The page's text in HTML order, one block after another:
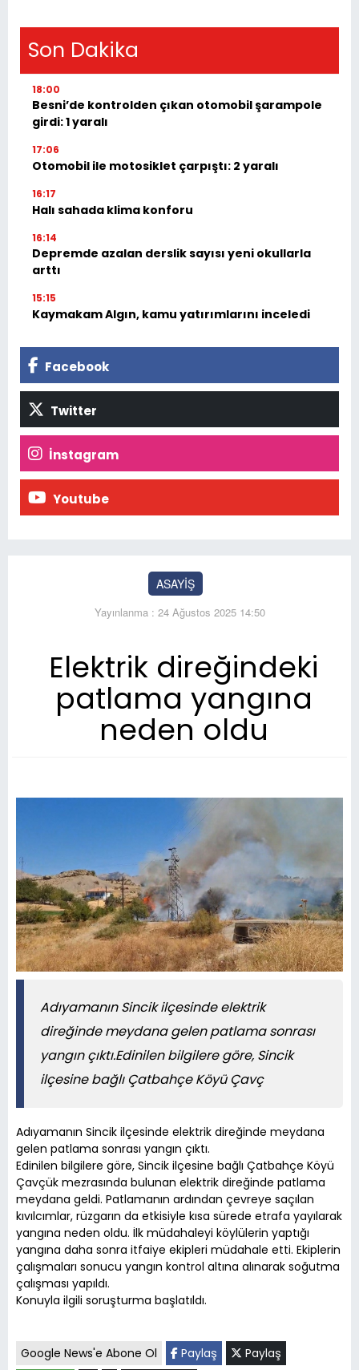
Son Dakika
18:00
Besni’de kontrolden çıkan otomobil şarampole
girdi: 1 yaralı
17:06
Otomobil ile motosiklet çarpıştı: 2 yaralı
16:17
Halı sahada klima konforu
16:14
Depremde azalan derslik sayısı yeni okullarla
arttı
15:15
Kaymakam Algın, kamu yatırımlarını inceledi
Facebook
Twitter
İnstagram
Youtube
ASAYİŞ
Yayınlanma : 24 Ağustos 2025 14:50
Elektrik direğindeki
patlama yangına
neden oldu
Adıyamanın Sincik ilçesinde elektrik
direğinde meydana gelen patlama sonrası
yangın çıktı.Edinilen bilgilere göre, Sincik
ilçesine bağlı Çatbahçe Köyü Çavç
Adıyamanın Sincik ilçesinde elektrik direğinde meydana
gelen patlama sonrası yangın çıktı.
Edinilen bilgilere göre, Sincik ilçesine bağlı Çatbahçe Köyü
Çavçük mezrasında bulunan elektrik direğinde patlama
meydana geldi. Patlamanın ardından çevreye saçılan
kıvılcımlar, rüzgarın da etkisiyle kısa sürede etrafa yayılarak
yangına neden oldu. İlk müdahaleyi köylülerin yaptığı
yangına daha sonra itfaiye ekipleri müdahale etti. Ekiplerin
çalışmaları sonucu yangın kontrol altına alınarak soğutma
çalışması yapıldı.
Konuyla ilgili soruşturma başlatıldı.
Google News'e Abone Ol Paylaş
Paylaş